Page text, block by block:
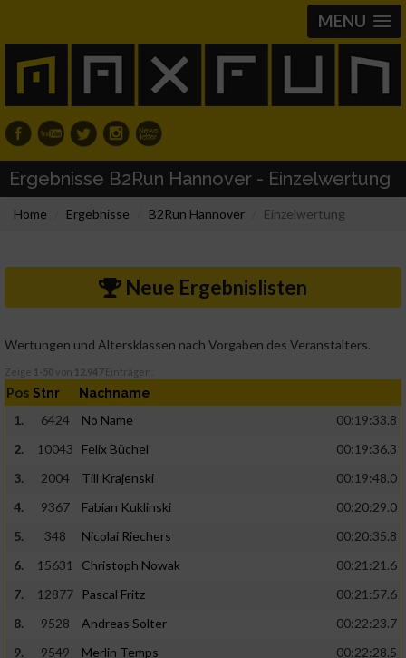
MENU
Ergebnisse B2Run Hannover - Einzelwertung
Home Ergebnisse B2Run Hannover Einzelwertung
Neue Ergebnislisten
Wertungen und Altersklassen nach Vorgaben des Veranstalters.
Zeige 1-50 von 12.947Einträgen.
Pos Stnr Nachname
1. 6424 No Name
00:19:33.8
2.
10043 Felix Büchel
00:19:36.3
3.
2004 Till Krajenski
00:19:48.0
4.
9367 Fabian Kuklinski
00:20:29.0
5.
348 Nicolai Riechers
00:20:35.8
6.
15631 Christoph Nowak
00:21:21.6
7.
12877 Pascal Fritz
00:21:57.6
8.
9528 Andreas Solter
00:22:23.7
9.
9549 Merlin Temps
00:22:28.5